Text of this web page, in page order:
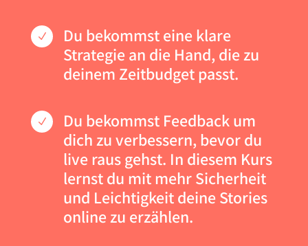
N
Du bekommst eine klare
Strategie an die Hand, die zu
deinem Zeitbudget passt.
N
Du bekommst Feedback um
dich zu verbessern, bevor du
live raus gehst. In diesem Kurs
lernst du mit mehr Sicherheit
und Leichtigkeit deine Stories
online zu erzählen.